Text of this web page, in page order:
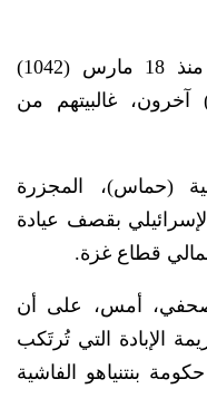
وحسب وزارة الصحة، استشهد منذ 18 مارس (1042)
فلسطينيا وأصيب (2542) آخرون، غالبيتهم من
(حماس)، المجزرة
بقصف عيادة
قطاع غزة.
أمس، على أن
الإبادة التي تُرتَكب
بنتنياهو الفاشية